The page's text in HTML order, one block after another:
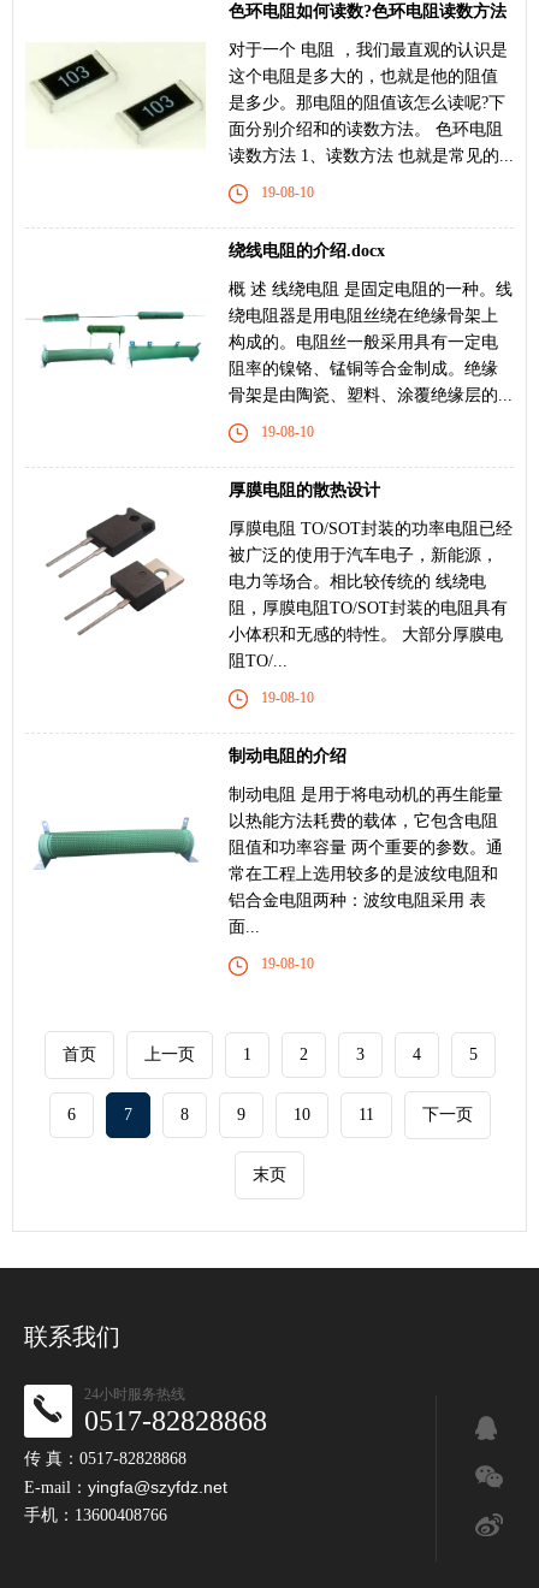
色环电阻如何读数?色环电阻读数方法
对于一个 电阻 ，我们最直观的认识是
这个电阻是多大的，也就是他的阻值
是多少。那电阻的阻值该怎么读呢?下
面分别介绍和的读数方法。 色环电阻
读数方法 1、读数方法 也就是常见的...
19-08-10
绕线电阻的介绍.docx
概 述 线绕电阻 是固定电阻的一种。线
绕电阻器是用电阻丝绕在绝缘骨架上
构成的。电阻丝一般采用具有一定电
阻率的镍铬、锰铜等合金制成。绝缘
骨架是由陶瓷、塑料、涂覆绝缘层的...
19-08-10
厚膜电阻的散热设计
厚膜电阻 TO/SOT封装的功率电阻已经
被广泛的使用于汽车电子，新能源，
电力等场合。相比较传统的 线绕电
阻，厚膜电阻TO/SOT封装的电阻具有
小体积和无感的特性。 大部分厚膜电
阻TO/...
19-08-10
制动电阻的介绍
制动电阻 是用于将电动机的再生能量
以热能方法耗费的载体，它包含电阻
阻值和功率容量 两个重要的参数。通
常在工程上选用较多的是波纹电阻和
铝合金电阻两种：波纹电阻采用 表
面...
19-08-10
首页 上一页 1 2 3 4 5
6 7 8 9 10 11 下一页
末页
联系我们
24小时服务热线
0517-82828868
传 真：0517-82828868
E-mail： yingfa@szyfdz.net
手机：13600408766